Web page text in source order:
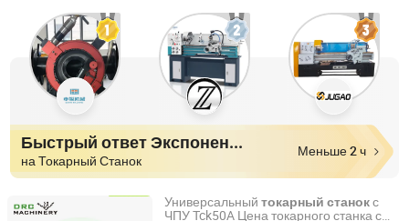
Быстрый ответ Экспоненты
на Токарный Станок
Меньше 2 ч
Универсальный токарный станокс
ЧПУ Tck50A Цена токарного станка с